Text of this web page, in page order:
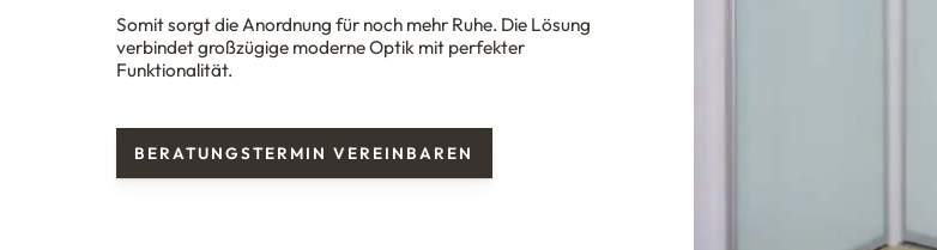
Somit sorgt die Anordnung für noch mehr Ruhe. Die Lösung
verbindet großzügige moderne Optik mit perfekter
Funktionalität.
BERATUNGSTERMIN VEREINBAREN